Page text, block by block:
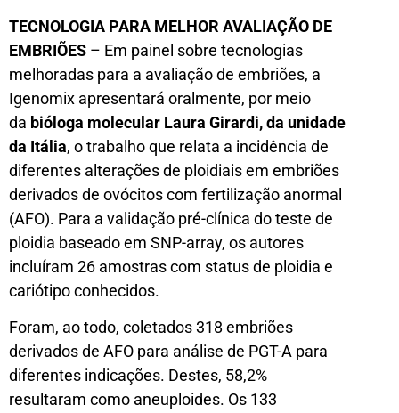
TECNOLOGIA PARA MELHOR AVALIAÇÃO DE
EMBRIÕES – Em painel sobre tecnologias
melhoradas para a avaliação de embriões, a
Igenomix apresentará oralmente, por meio
da bióloga molecular Laura Girardi, da unidade
da Itália, o trabalho que relata a incidência de
diferentes alterações de ploidiais em embriões
derivados de ovócitos com fertilização anormal
(AFO). Para a validação pré-clínica do teste de
ploidia baseado em SNP-array, os autores
incluíram 26 amostras com status de ploidia e
cariótipo conhecidos.
Foram, ao todo, coletados 318 embriões
derivados de AFO para análise de PGT-A para
diferentes indicações. Destes, 58,2%
resultaram como aneuploides. Os 133